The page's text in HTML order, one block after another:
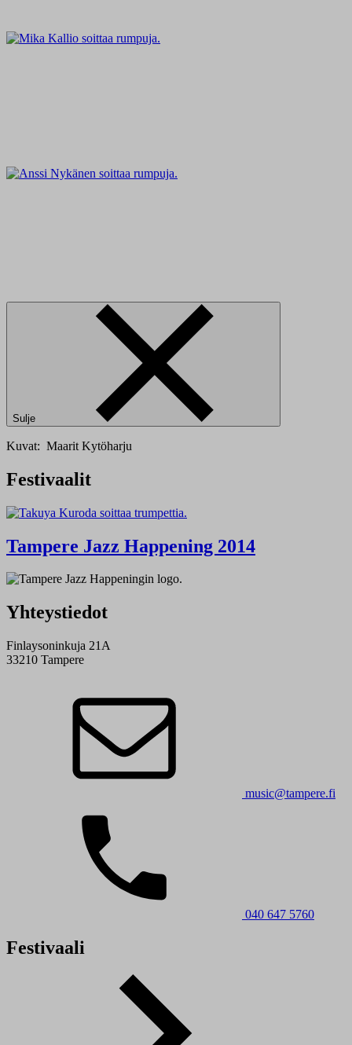
Sulje
Kuvat: Maarit Kytöharju
Festivaalit
Tampere Jazz Happening 2014
Yhteystiedot
Finlaysoninkuja 21A
33210 Tampere
music@tampere.fi
040 647 5760
Festivaali